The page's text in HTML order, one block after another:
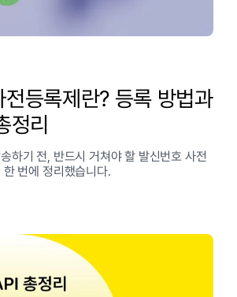
전등록제란? 등록 방법과
정리
하기 전, 반드시 거쳐야 할 발신번호 사전
번에 정리했습니다.